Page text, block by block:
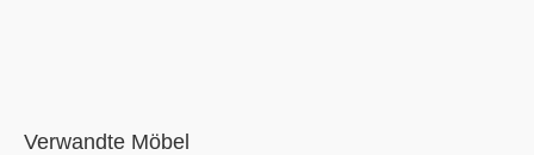
Verwandte Möbel